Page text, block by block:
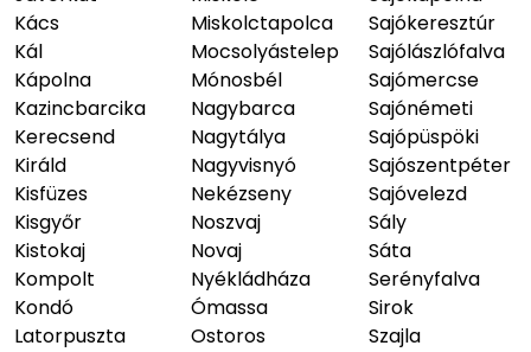
Kács
Kál
Kápolna
Kazincbarcika
Kerecsend
Királd
Kisfüzes
Kisgyőr
Kistokaj
Kompolt
Kondó
Latorpuszta
Miskolctapolca
Mocsolyástelep
Mónosbél
Nagybarca
Nagytálya
Nagyvisnyó
Nekézseny
Noszvaj
Novaj
Nyékládháza
Ómassa
Ostoros
Sajókeresztúr
Sajólászlófalva
Sajómercse
Sajónémeti
Sajópüspöki
Sajószentpéter
Sajóvelezd
Sály
Sáta
Serényfalva
Sirok
Szajla